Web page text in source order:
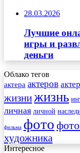
28.03.2026
Лучшие
игры и
деньги
Облако тегов
актера актеров
жизнижизнь
личная личной
фильма фото
художника
Интересное